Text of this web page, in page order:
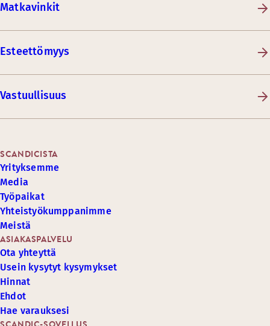
Matkavinkit
Esteettömyys
Vastuullisuus
ASIAKASPALVELU
Ota yhteyttä
Usein kysytyt kysymykset
Hinnat
Ehdot
Hae varauksesi
SCANDICISTA
Yrityksemme
Media
Työpaikat
Yhteistyökumppanimme
Meistä